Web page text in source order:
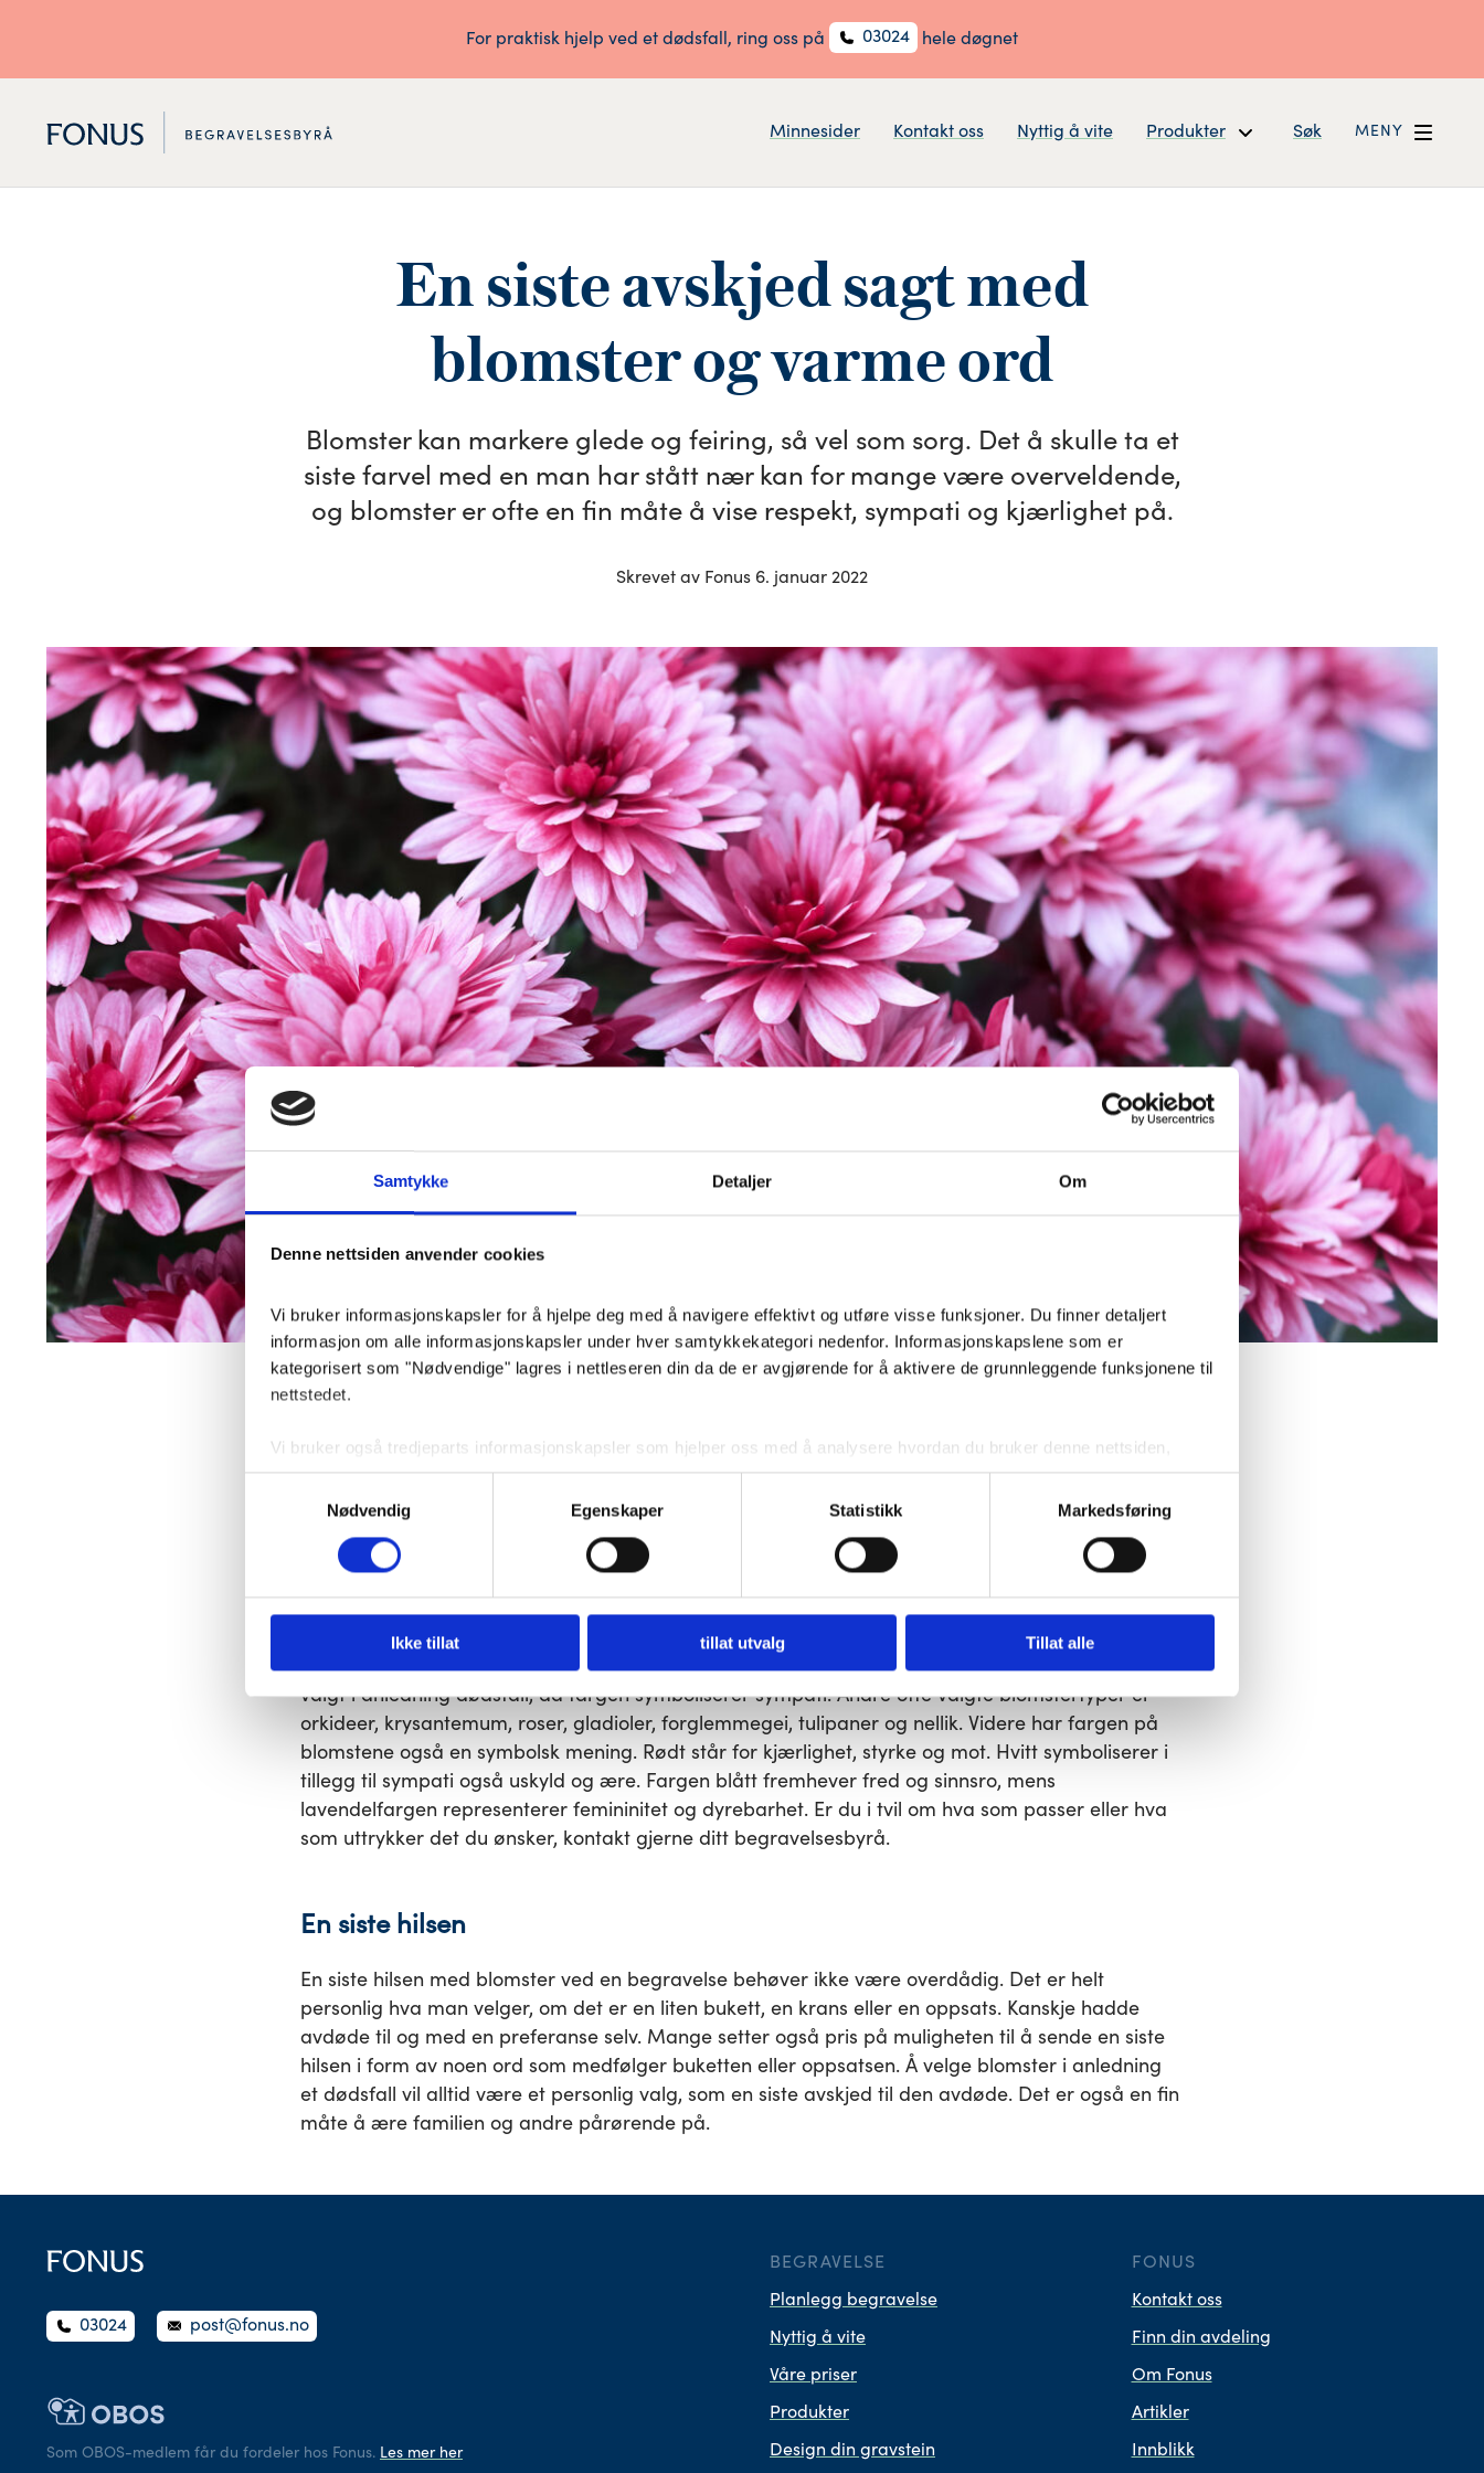
Samtykke Detaljer Om
Denne nettsiden anvender cookies
Vi bruker informasjonskapsler for å hjelpe deg med å navigere effektivt og utføre visse funksjoner. Du finner detaljert
informasjon om alle informasjonskapsler under hver samtykkekategori nedenfor. Informasjonskapslene som er
kategorisert som "Nødvendige" lagres i nettleseren din da de er avgjørende for å aktivere de grunnleggende funksjonene til
nettstedet.
Vi bruker også tredjeparts informasjonskapsler som hjelper oss med å analysere hvordan du bruker denne nettsiden,
lagrer innstillingene dine og angir innhold og annonser som er relevante for deg. Disse informasjonskapslene vil kun bli
lagret i nettleseren din med ditt forhåndssamtykke.
Du kan velge å aktivere eller deaktivere noen eller alle disse informasjonskapslene, men deaktivering av noen av dem kan
Nødvendig
Egenskaper Statistikk Markedsføring
Ikke tillat tillat utvalg Tillat alle
For praktisk hjelp ved et dødsfall, ring oss på 03024 hele døgnet
Minnesider Kontakt oss Nyttig å vite Produkter Søk MENY
En siste avskjed sagt med
blomster og varme ord
Blomster kan markere glede og feiring, så vel som sorg. Det å skulle ta et
siste farvel med en man har stått nær kan for mange være overveldende,
og blomster er ofte en fin måte å vise respekt, sympati og kjærlighet på.
Skrevet av Fonus 6. januar 2022
avskjedsseremoni, begravelse eller urnenedsettelse. Blomster i anledning begravelse kan komme
i form av dekorasjon på selve kisten, men det er også ofte blomsteroppsatser og kranser som
Ved begravelse er det noen blomster som går igjen, grunnet deres symbolisme og betydning.
Hvite liljer er et av de klassiske, mest gjenkjente symbolene for sorg. Fargen hvit er også ofte
valgt i anledning dødsfall, da fargen symboliserer sympati. Andre ofte valgte blomstertyper er
orkideer, krysantemum, roser, gladioler, forglemmegei, tulipaner og nellik. Videre har fargen på
blomstene også en symbolsk mening. Rødt står for kjærlighet, styrke og mot. Hvitt symboliserer i
tillegg til sympati også uskyld og ære. Fargen blått fremhever fred og sinnsro, mens
lavendelfargen representerer femininitet og dyrebarhet. Er du i tvil om hva som passer eller hva
som uttrykker det du ønsker, kontakt gjerne ditt begravelsesbyrå.
En siste hilsen
En siste hilsen med blomster ved en begravelse behøver ikke være overdådig. Det er helt
personlig hva man velger, om det er en liten bukett, en krans eller en oppsats. Kanskje hadde
avdøde til og med en preferanse selv. Mange setter også pris på muligheten til å sende en siste
hilsen i form av noen ord som medfølger buketten eller oppsatsen. Å velge blomster i anledning
et dødsfall vil alltid være et personlig valg, som en siste avskjed til den avdøde. Det er også en fin
måte å ære familien og andre pårørende på.
03024 post@fonus.no
Som OBOS-medlem får du fordeler hos Fonus. Les mer her
BEGRAVELSE
Planlegg begravelse
Nyttig å vite
Våre priser
Produkter
Design din gravstein
FONUS
Kontakt oss
Finn din avdeling
Om Fonus
Artikler
Innblikk